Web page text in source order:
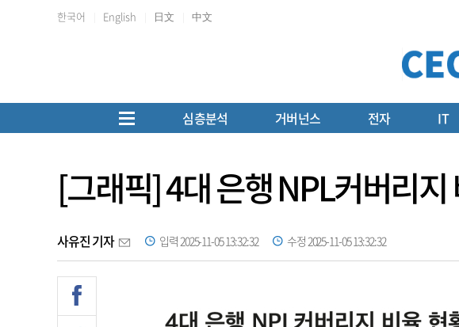
한국어 English 日文 中文
심층분석 거버넌스 전자 IT
[그래픽] 4대 은행 NPL커버리지
사유진 기자 입력 2025-11-05 13:32:32 수정 2025-11-05 13:32:32